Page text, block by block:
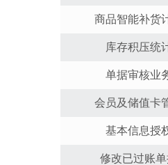
商品智能补货
库存积压统
单据审核业
会员及储值卡
基本信息授
修改已过账